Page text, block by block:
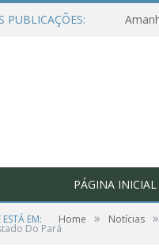
PUBLICAÇÕES:
PÁGINA INICIAL
EM: Home » Notícias »
Do Pará